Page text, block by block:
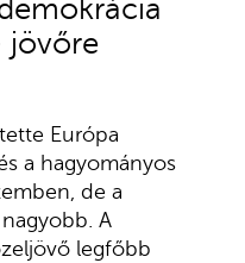
jövőre
Európa
a hagyományos
de a
A
legfőbb